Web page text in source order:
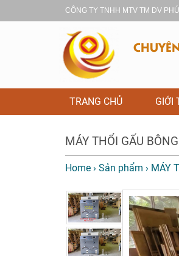
CÔNG TY TNHH MTV TM DV
TRANG CHỦ GIỚI
MÁY THỔI GẤU
Home › Sản phẩm › MÁY